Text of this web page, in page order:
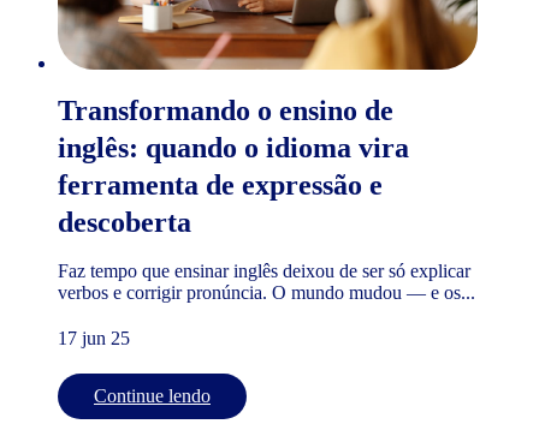
Transformando o ensino de
inglês: quando o idioma vira
ferramenta de expressão e
descoberta
Faz tempo que ensinar inglês deixou de ser só explicar
verbos e corrigir pronúncia. O mundo mudou — e os...
17 jun 25
Continue lendo